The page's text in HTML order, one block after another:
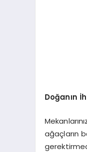
Doğanın
ağaçların